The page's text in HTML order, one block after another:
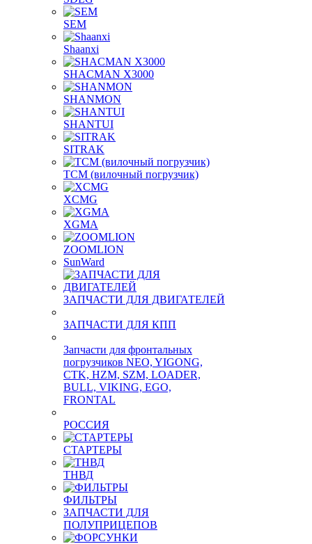
SEM
Shaanxi
SHACMAN X3000
SHANMON
SHANTUI
SITRAK
TCM (вилочный погрузчик)
XCMG
XGMA
ZOOMLION
SunWard
ЗАПЧАСТИ ДЛЯ ДВИГАТЕЛЕЙ
ЗАПЧАСТИ ДЛЯ КПП
Запчасти для фронтальных
погрузчиков NEO, YIGONG,
CTK, HZM, SZM, LOADER,
BULL, VIKING, EGO,
FRONTAL
РОССИЯ
СТАРТЕРЫ